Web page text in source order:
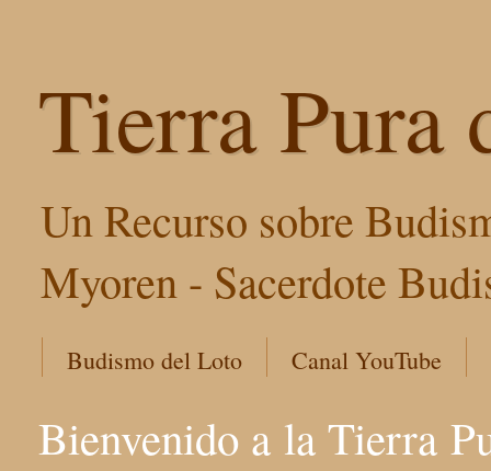
Tierra Pura
Un Recurso sobre
Myoren - Sacerdote
Budismo del Loto Canal YouTube
Bienvenido a la Tierra